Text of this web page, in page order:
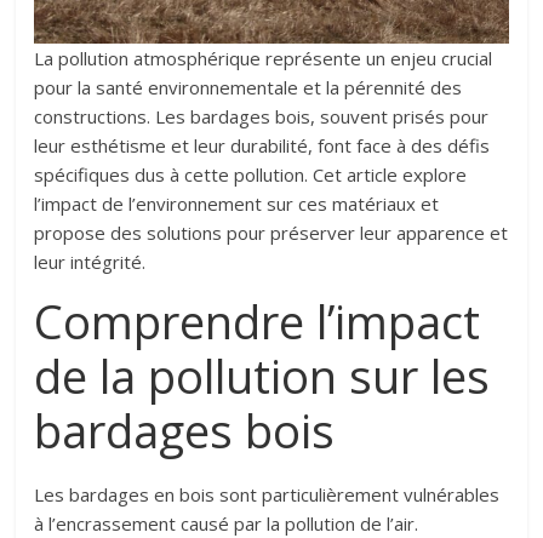
La pollution atmosphérique représente un enjeu crucial
pour la santé environnementale et la pérennité des
constructions. Les bardages bois, souvent prisés pour
leur esthétisme et leur durabilité, font face à des défis
spécifiques dus à cette pollution. Cet article explore
l’impact de l’environnement sur ces matériaux et
propose des solutions pour préserver leur apparence et
leur intégrité.
Comprendre l’impact
de la pollution sur les
bardages bois
Les bardages en bois sont particulièrement vulnérables
à l’encrassement causé par la pollution de l’air.